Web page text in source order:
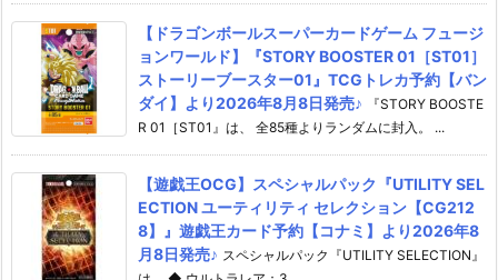
【ドラゴンボールスーパーカードゲーム フュージ
ョンワールド】『STORY BOOSTER 01［ST01］
ストーリーブースター01』TCGトレカ予約【バン
ダイ】より2026年8月8日発売♪
『STORY BOOSTE
R 01［ST01』は、 全85種よりランダムに封入。 ...
【遊戯王OCG】スペシャルパック『UTILITY SEL
ECTION ユーティリティ セレクション【CG212
8】』遊戯王カード予約【コナミ】より2026年8
月8日発売♪ スペシャルパック『UTILITY SELECTION』